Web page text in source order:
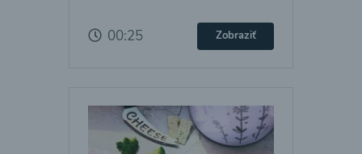
00:25 Zobraziť